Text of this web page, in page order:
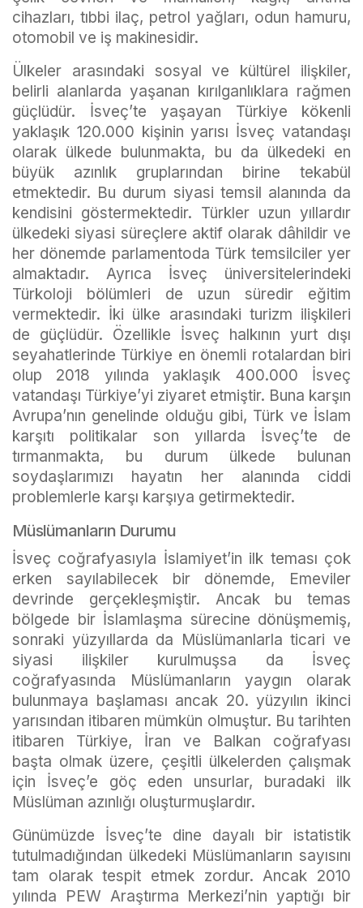
cihazları, tıbbi ilaç, petrol yağları, odun hamuru,
otomobil ve iş makinesidir.
Ülkeler arasındaki sosyal ve kültürel ilişkiler,
belirli alanlarda yaşanan kırılganlıklara rağmen
güçlüdür. İsveç’te yaşayan Türkiye kökenli
yaklaşık 120.000 kişinin yarısı İsveç vatandaşı
olarak ülkede bulunmakta, bu da ülkedeki en
büyük azınlık gruplarından birine tekabül
etmektedir. Bu durum siyasi temsil alanında da
kendisini göstermektedir. Türkler uzun yıllardır
ülkedeki siyasi süreçlere aktif olarak dâhildir ve
her dönemde parlamentoda Türk temsilciler yer
almaktadır. Ayrıca İsveç üniversitelerindeki
Türkoloji bölümleri de uzun süredir eğitim
vermektedir. İki ülke arasındaki turizm ilişkileri
de güçlüdür. Özellikle İsveç halkının yurt dışı
seyahatlerinde Türkiye en önemli rotalardan biri
olup 2018 yılında yaklaşık 400.000 İsveç
vatandaşı Türkiye’yi ziyaret etmiştir. Buna karşın
Avrupa’nın genelinde olduğu gibi, Türk ve İslam
karşıtı politikalar son yıllarda İsveç’te de
tırmanmakta, bu durum ülkede bulunan
soydaşlarımızı hayatın her alanında ciddi
problemlerle karşı karşıya getirmektedir.
Müslümanların Durumu
İsveç coğrafyasıyla İslamiyet’in ilk teması çok
erken sayılabilecek bir dönemde, Emeviler
devrinde gerçekleşmiştir. Ancak bu temas
bölgede bir İslamlaşma sürecine dönüşmemiş,
sonraki yüzyıllarda da Müslümanlarla ticari ve
siyasi ilişkiler kurulmuşsa da İsveç
coğrafyasında Müslümanların yaygın olarak
bulunmaya başlaması ancak 20. yüzyılın ikinci
yarısından itibaren mümkün olmuştur. Bu tarihten
itibaren Türkiye, İran ve Balkan coğrafyası
başta olmak üzere, çeşitli ülkelerden çalışmak
için İsveç’e göç eden unsurlar, buradaki ilk
Müslüman azınlığı oluşturmuşlardır.
Günümüzde İsveç’te dine dayalı bir istatistik
tutulmadığından ülkedeki Müslümanların sayısını
tam olarak tespit etmek zordur. Ancak 2010
yılında PEW Araştırma Merkezi’nin yaptığı bir